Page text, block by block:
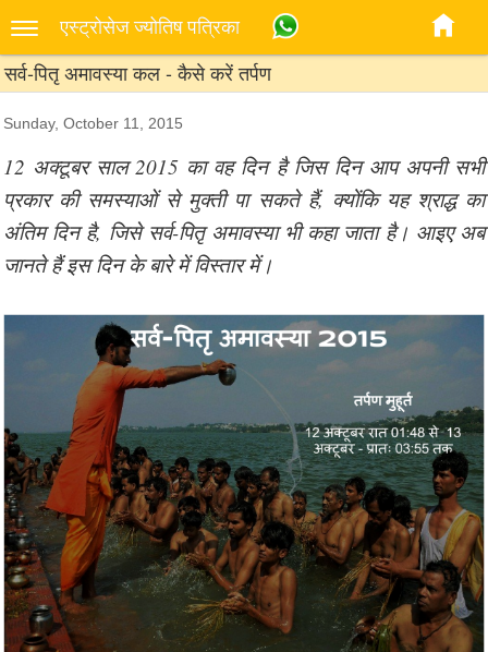
एस्‍ट्रोसेज ज्‍योतिष पत्रिका
सर्व-पितृ अमावस्या कल - कैसे करें तर्पण
Sunday, October 11, 2015
12 अक्टूबर साल 2015 का वह दिन है जिस दिन आप अपनी सभी
प्रकार की समस्याओं से मुक्ती पा सकते हैं, क्योंकि यह श्राद्ध का
अंतिम दिन है, जिसे सर्व-पितृ अमावस्या भी कहा जाता है। आइए अब
जानते हैं इस दिन के बारे में विस्तार में।